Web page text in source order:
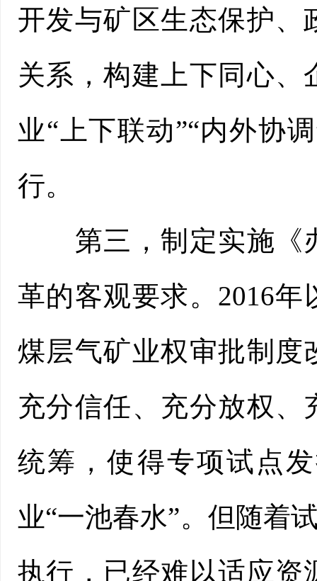
开发与矿区生态保护、
关系，构建上下同心
业“上下联动”“内外协
行。
第三，制定实施《
革的客观要求。2016
煤层气矿业权审批制度
充分信任、充分放权、
统筹，使得专项试点
业“一池春水”。但随着
执行，已经难以适应资